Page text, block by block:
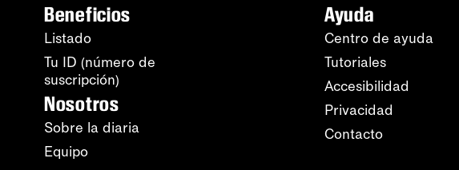
Beneficios
Listado
Tu ID (número de
suscripción)
Nosotros
Sobre la diaria
Equipo
Ayuda
Centro de ayuda
Tutoriales
Accesibilidad
Privacidad
Contacto